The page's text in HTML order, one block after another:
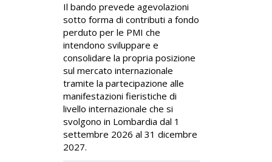
Il bando prevede agevolazioni
sotto forma di contributi a fondo
perduto per le PMI che
intendono sviluppare e
consolidare la propria posizione
sul mercato internazionale
tramite la partecipazione alle
manifestazioni fieristiche di
livello internazionale che si
svolgono in Lombardia dal 1
settembre 2026 al 31 dicembre
2027.